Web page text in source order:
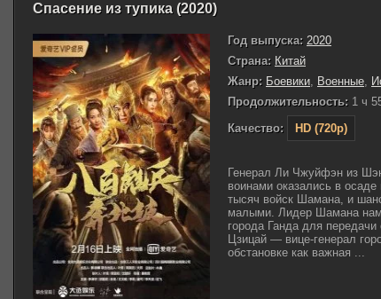
Спасение из тупика (2020)
Год выпуска: 2020
Страна: Китай
Жанр: Боевики, Военные,
Продолжительность: 1 ч
Качество:
HD (720p)
Генерал Ли Чжуйфэн из
воинами оказались в
тысяч войск Шамана, и
малыми. Лидер Шамана
города Ганда для
Цзицай — вице-генерал
обстановке как важная ...